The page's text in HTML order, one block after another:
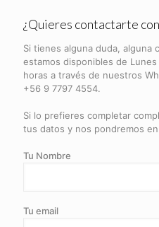
¿Quieres contactarte
Si tienes alguna duda, alguna
estamos disponibles de
horas a través de nuestros
+56 9 7797 4554.
Si lo prefieres completar
tus datos y nos pondremos
Tu Nombre
Tu email